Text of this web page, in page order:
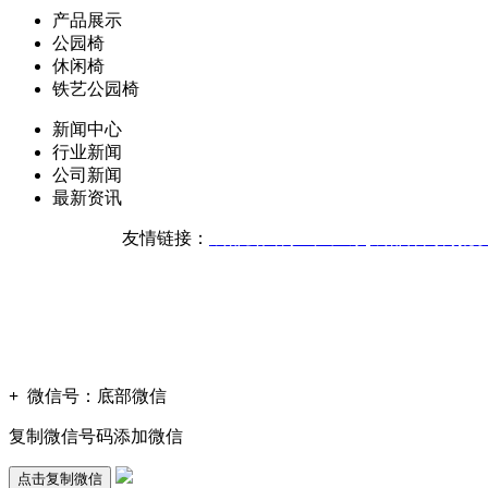
产品展示
公园椅
休闲椅
铁艺公园椅
新闻中心
行业新闻
公司新闻
最新资讯
友情链接：
+ 微信号： 底部微信
复制微信号码添加微信
点击复制微信